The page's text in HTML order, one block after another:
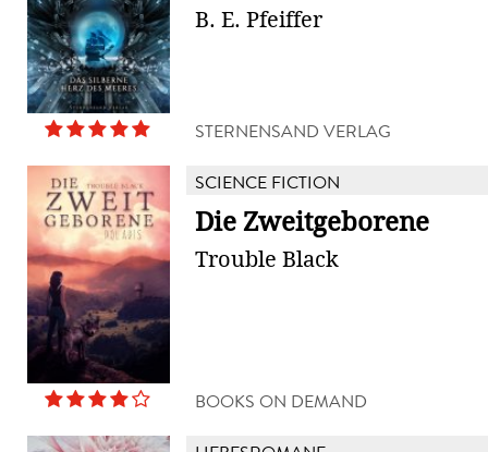
B. E. Pfeiffer
STERNENSAND VERLAG
SCIENCE FICTION
Die Zweitgeborene
Trouble Black
BOOKS ON DEMAND